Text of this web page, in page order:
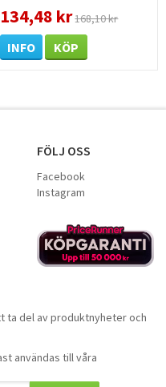
134,48 kr168,10 kr
INFO KÖP
FÖLJ OSS
Facebook
Instagram
ta del av produktnyheter och
användas till våra